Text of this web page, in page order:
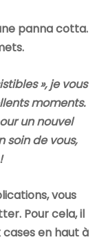
panna cotta.
», je vous
moments.
un nouvel
soin de vous,
vous
Pour cela, il
en haut à